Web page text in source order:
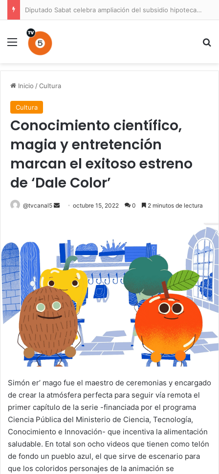
Diputado Sabat celebra ampliación del subsidio hipotecario con viviendas de hasta 6.000 UF
Menú
Inicio /Cultura
Cultura
Conocimiento científico,
magia y entretención
marcan el exitoso estreno
de ‘Dale Color’
@tvcanal5
Sendoctubre 15, 2022 0 2 minutos de lectura
Simón er’ mago fue el maestro de ceremonias y encargado
de crear la atmósfera perfecta para seguir vía remota el
primer capítulo de la serie -financiada por el programa
Ciencia Pública del Ministerio de Ciencia, Tecnología,
Conocimiento e Innovación- que incentiva la alimentación
saludable. En total son ocho videos que tienen como telón
de fondo un pueblo azul, el que sirve de escenario para
que los coloridos personajes de la animación se